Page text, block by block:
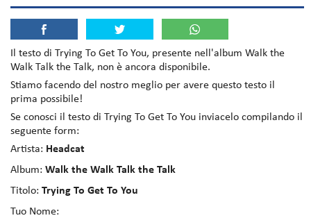
Il testo di Trying To Get To You, presente nell'album Walk the
Walk Talk the Talk, non è ancora disponibile.
Stiamo facendo del nostro meglio per avere questo testo il
prima possibile!
Se conosci il testo di Trying To Get To You inviacelo compilando il
seguente form:
Artista: Headcat
Album: Walk the Walk Talk the Talk
Titolo: Trying To Get To You
Tuo Nome: